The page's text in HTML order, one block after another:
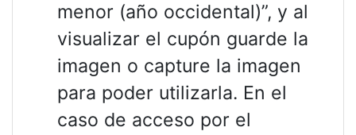
menor (año occidental)”, y al
visualizar el cupón guarde la
imagen o capture la imagen
para poder utilizarla. En el
caso de acceso por el